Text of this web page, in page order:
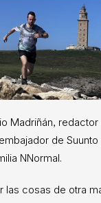
Madriñán, redactor
de
NNormal.
las cosas de otra